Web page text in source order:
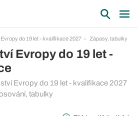
do 19 let - kvalifikace 2027 Zápasy, tabulky
Evropy do 19 let -
Evropy do 19 let - kvalifikace 2027
tabulky